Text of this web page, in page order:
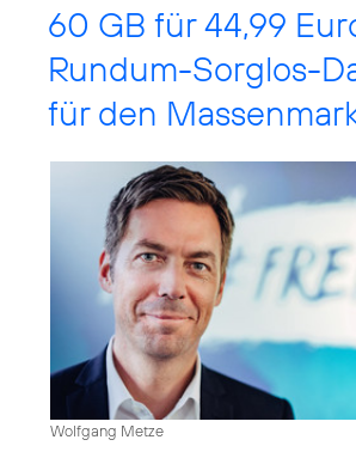
60 GB für 44,99
Rundum-Sorglos-
für den
Wolfgang Metze